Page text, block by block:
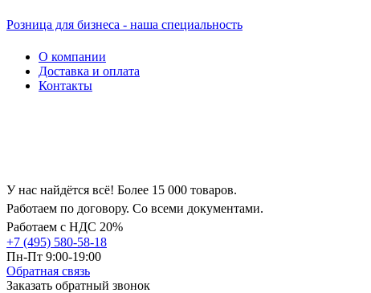
Розница для бизнеса - наша специальность
О компании
Доставка и оплата
Контакты
У нас найдётся всё! Более 15 000 товаров.
Работаем по договору. Со всеми документами.
Работаем с НДС 20%
+7 (495) 580-58-18
Пн-Пт 9:00-19:00
Обратная связь
Заказать обратный звонок